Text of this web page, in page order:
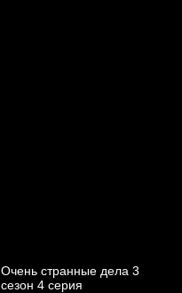
Очень странные дела 3
cезон 4 cерия